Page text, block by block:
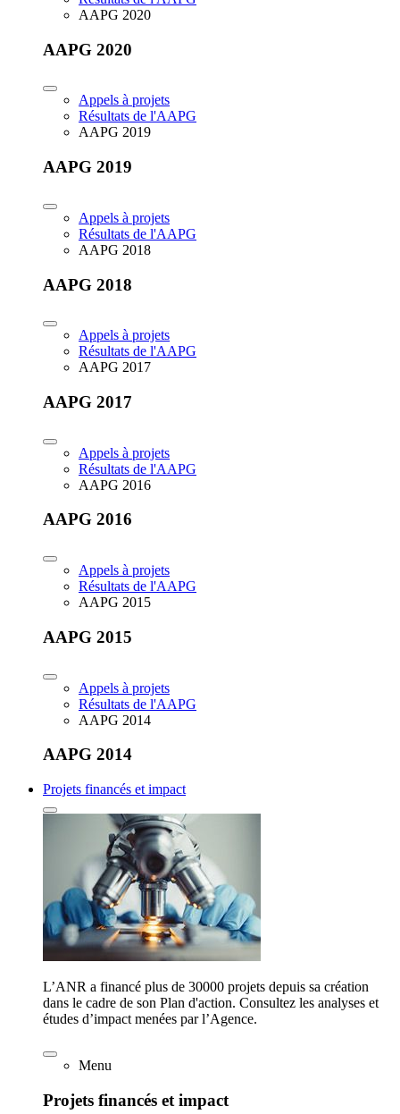
AAPG 2020
AAPG 2020
Appels à projets
Résultats de l'AAPG
AAPG 2019
AAPG 2019
Appels à projets
Résultats de l'AAPG
AAPG 2018
AAPG 2018
Appels à projets
Résultats de l'AAPG
AAPG 2017
AAPG 2017
Appels à projets
Résultats de l'AAPG
AAPG 2016
AAPG 2016
Appels à projets
Résultats de l'AAPG
AAPG 2015
AAPG 2015
Appels à projets
Résultats de l'AAPG
AAPG 2014
AAPG 2014
Projets financés et impact
L’ANR a financé plus de 30000 projets depuis sa création
dans le cadre de son Plan d'action. Consultez les analyses et
études d’impact menées par l’Agence.
Menu
Projets financés et impact